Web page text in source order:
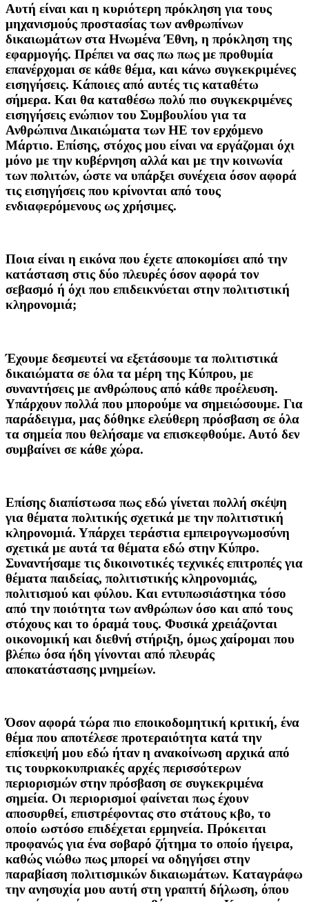
Αυτή είναι και η κυριότερη πρόκληση για τους
μηχανισμούς προστασίας των ανθρωπίνων
δικαιωμάτων στα Ηνωμένα Έθνη, η πρόκληση της
εφαρμογής. Πρέπει να σας πω πως με προθυμία
επανέρχομαι σε κάθε θέμα, και κάνω συγκεκριμένες
εισηγήσεις. Κάποιες από αυτές τις καταθέτω
σήμερα. Και θα καταθέσω πολύ πιο συγκεκριμένες
εισηγήσεις ενώπιον του Συμβουλίου για τα
Ανθρώπινα Δικαιώματα των ΗΕ τον ερχόμενο
Μάρτιο. Επίσης, στόχος μου είναι να εργάζομαι όχι
μόνο με την κυβέρνηση αλλά και με την κοινωνία
των πολιτών, ώστε να υπάρξει συνέχεια όσον αφορά
τις εισηγήσεις που κρίνονται από τους
ενδιαφερόμενους ως χρήσιμες.
Ποια είναι η εικόνα που έχετε αποκομίσει από την
κατάσταση στις δύο πλευρές όσον αφορά τον
σεβασμό ή όχι που επιδεικνύεται στην πολιτιστική
κληρονομιά;
Έχουμε δεσμευτεί να εξετάσουμε τα πολιτιστικά
δικαιώματα σε όλα τα μέρη της Κύπρου, με
συναντήσεις με ανθρώπους από κάθε προέλευση.
Υπάρχουν πολλά που μπορούμε να σημειώσουμε. Για
παράδειγμα, μας δόθηκε ελεύθερη πρόσβαση σε όλα
τα σημεία που θελήσαμε να επισκεφθούμε. Αυτό δεν
συμβαίνει σε κάθε χώρα.
Επίσης διαπίστωσα πως εδώ γίνεται πολλή σκέψη
για θέματα πολιτικής σχετικά με την πολιτιστική
κληρονομιά. Υπάρχει τεράστια εμπειρογνωμοσύνη
σχετικά με αυτά τα θέματα εδώ στην Κύπρο.
Συναντήσαμε τις δικοινοτικές τεχνικές επιτροπές για
θέματα παιδείας, πολιτιστικής κληρονομιάς,
πολιτισμού και φύλου. Και εντυπωσιάστηκα τόσο
από την ποιότητα των ανθρώπων όσο και από τους
στόχους και το όραμά τους. Φυσικά χρειάζονται
οικονομική και διεθνή στήριξη, όμως χαίρομαι που
βλέπω όσα ήδη γίνονται από πλευράς
αποκατάστασης μνημείων.
Όσον αφορά τώρα πιο εποικοδομητική κριτική, ένα
θέμα που αποτέλεσε προτεραιότητα κατά την
επίσκεψή μου εδώ ήταν η ανακοίνωση αρχικά από
τις τουρκοκυπριακές αρχές περισσότερων
περιορισμών στην πρόσβαση σε συγκεκριμένα
σημεία. Οι περιορισμοί φαίνεται πως έχουν
αποσυρθεί, επιστρέφοντας στο στάτους κβο, το
οποίο ωστόσο επιδέχεται ερμηνεία. Πρόκειται
προφανώς για ένα σοβαρό ζήτημα το οποίο ήγειρα,
καθώς νιώθω πως μπορεί να οδηγήσει στην
παραβίαση πολιτισμικών δικαιωμάτων. Καταγράφω
την ανησυχία μου αυτή στη γραπτή δήλωση, όπου